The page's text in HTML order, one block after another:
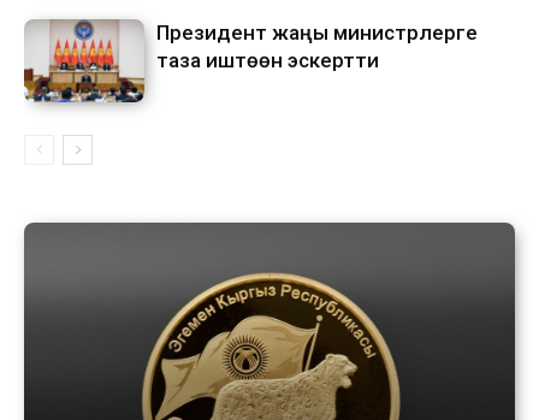
Президент жаңы министрлерге
таза иштөөнү эскертти